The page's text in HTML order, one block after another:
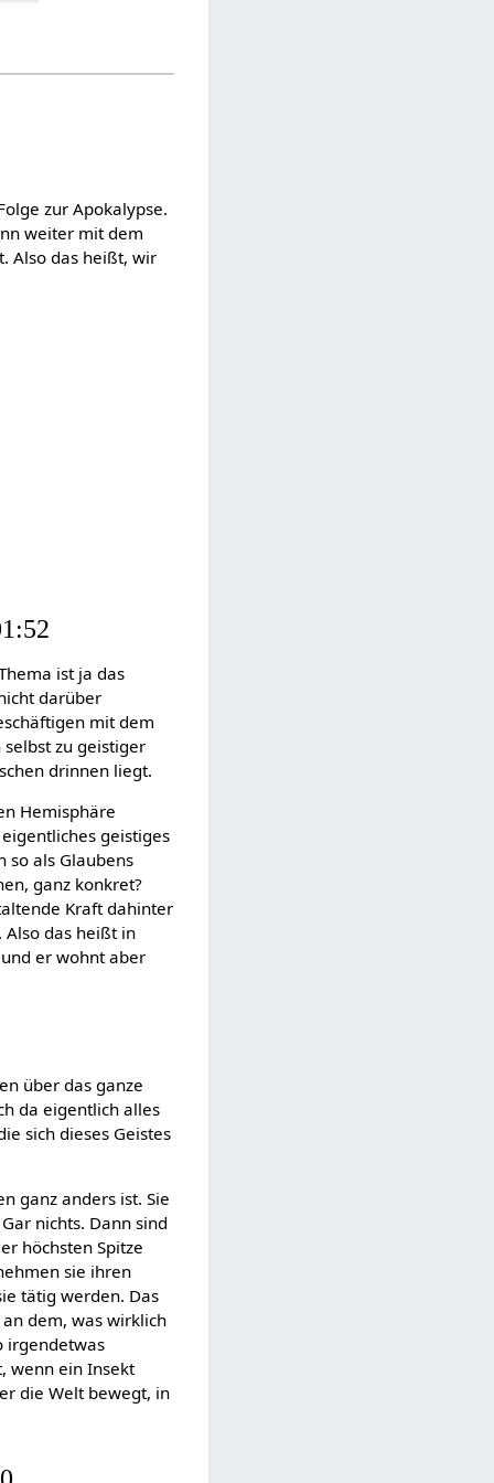
zur Apokalypse.
weiter mit dem
Also das heißt, wir
ist ja das
darüber
mit dem
zu geistiger
drinnen liegt.
Hemisphäre
geistiges
so als Glaubens
ganz konkret?
Kraft dahinter
Also das heißt in
er wohnt aber
über das ganze
da eigentlich alles
sich dieses Geistes
ganz anders ist. Sie
nichts. Dann sind
höchsten Spitze
sie ihren
tätig werden. Das
dem, was wirklich
irgendetwas
wenn ein Insekt
die Welt bewegt, in